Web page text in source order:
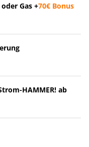
Gas +70€ Bonus
HAMMER! ab